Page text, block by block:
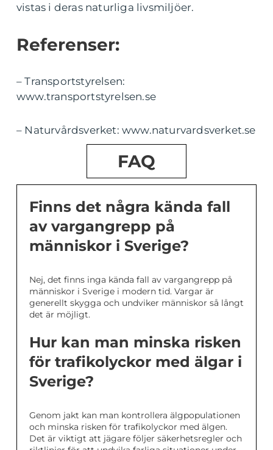
vistas i deras naturliga livsmiljöer.
Referenser:
– Transportstyrelsen:
www.transportstyrelsen.se
– Naturvårdsverket: www.naturvardsverket.se
FAQ
Finns det några kända fall
av vargangrepp på
människor i Sverige?
Nej, det finns inga kända fall av vargangrepp på
människor i Sverige i modern tid. Vargar är
generellt skygga och undviker människor så långt
det är möjligt.
Hur kan man minska risken
för trafikolyckor med älgar i
Sverige?
Genom jakt kan man kontrollera älgpopulationen
och minska risken för trafikolyckor med älgen.
Det är viktigt att jägare följer säkerhetsregler och